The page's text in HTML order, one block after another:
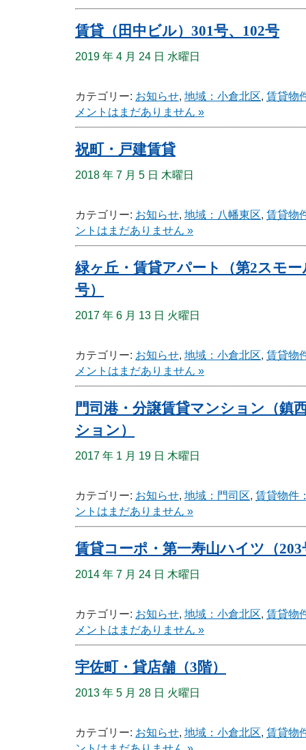
賃貸（田中ビル）301号、102号
2019 年 4 月 24 日 水曜日
カテゴリー: お知らせ, 地域：小倉北区, 賃貸物
メントはまだありません »
祝町・戸建賃貸
2018 年 7 月 5 日 木曜日
カテゴリー: お知らせ, 地域：八幡東区, 賃貸物
ントはまだありません »
緑ヶ丘・賃貸アパート（第2スモ
号）
2017 年 6 月 13 日 火曜日
カテゴリー: お知らせ, 地域：小倉北区, 賃貸物
メントはまだありません »
門司港・分譲賃貸マンション（鎮
ション）
2017 年 1 月 19 日 木曜日
カテゴリー: お知らせ, 地域：門司区, 賃貸物件
ントはまだありません »
賃貸コーポ・第一寿山ハイツ（203
2014 年 7 月 24 日 木曜日
カテゴリー: お知らせ, 地域：小倉北区, 賃貸物
メントはまだありません »
宇佐町・貸店舗（3階）
2013 年 5 月 28 日 火曜日
カテゴリー: お知らせ, 地域：小倉北区, 賃貸物